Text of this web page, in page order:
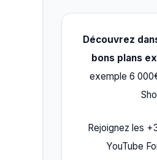
Découvrez
bons plans
exemple 6
Rejoignez les
YouTube